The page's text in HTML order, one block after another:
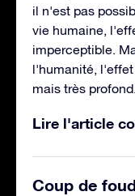
il n'est pas
vie humaine,
imperceptible.
l'humanité,
mais très profond.
Lire l'article
Coup de